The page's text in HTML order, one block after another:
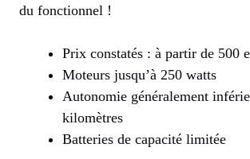
du fonctionnel !
Prix constatés : à partir de 500
Moteurs jusqu’à 250 watts
Autonomie généralement
kilomètres
Batteries de capacité limitée